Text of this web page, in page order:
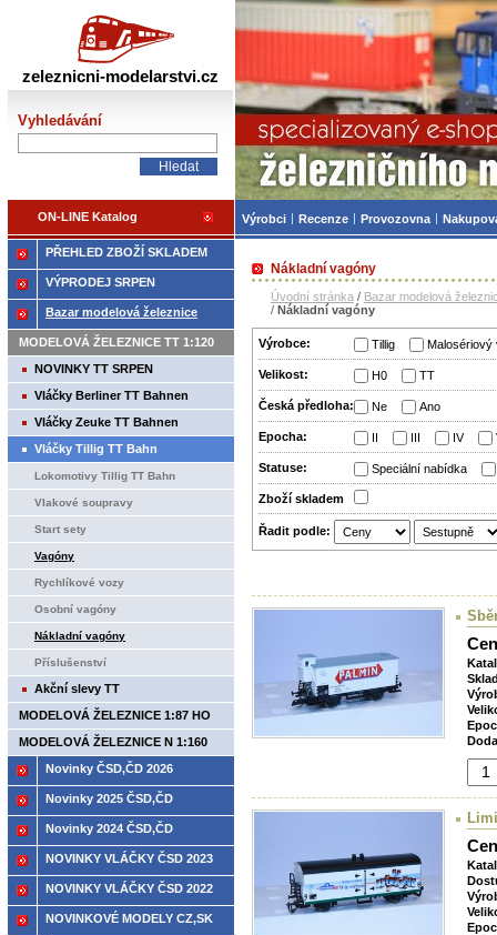
Nákladní vagóny
Úvodní stránka / Bazar modelová
/ Nákladní vagóny
Výrobce: Tillig Malosériový
Velikost: H0 TT
Česká předloha: Ne Ano
Epocha: II III IV
Statuse: Speciální nabídka
Zboží­ skladem
Řadit podle:
PŘEHLED ZBOŽÍ SKLADEM
VÝPRODEJ SRPEN
Bazar modelová železnice
MODELOVÁ ŽELEZNICE TT 1:120
NOVINKY TT SRPEN
Vláčky Berliner TT Bahnen
Vláčky Zeuke TT Bahnen
Vláčky Tillig TT Bahn
Lokomotivy Tillig TT Bahn
Vlakové soupravy
Start sety
Vagóny
Rychlíkové vozy
Osobní vagóny
Nákladní vagóny
Příslušenství
Akční slevy TT
MODELOVÁ ŽELEZNICE 1:87 HO
MODELOVÁ ŽELEZNICE N 1:160
Novinky ČSD,ČD 2026
Novinky 2025 ČSD,ČD
Novinky 2024 ČSD,ČD
NOVINKY VLÁČKY ČSD 2023
NOVINKY VLÁČKY ČSD 2022
NOVINKOVÉ MODELY CZ,SK
zeleznicni-modelarstvi.cz
Vyhledávání
ON-LINE Katalog
Železniční
Výrobci Recenze Provozovna